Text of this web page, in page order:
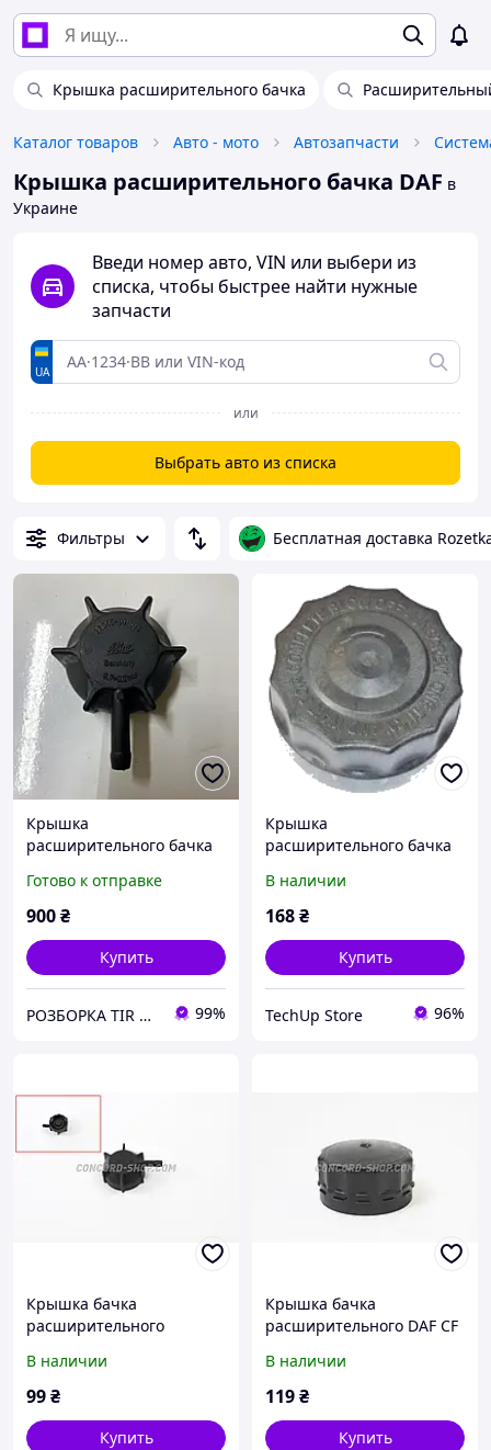
Крышка расширительного бачка
Каталог товаров Авто - мото Автозапчасти
Крышка расширительного бачка DAF в
Украине
Введи номер авто, VIN или выбери из
списка, чтобы быстрее найти нужные
запчасти
UA
или
Выбрать авто из списка
Фильтры Бесплатная доставка
Крышка
расширительного бачка
XF95 1307627
Готово к отправке
900₴
Купить
РОЗБОРКА TIR CENTER 99%
Крышка
расширительного бачка
DBDA001TC
В наличии
168₴
Купить
TechUp Store 96%
Крышка бачка
расширительного
E2000, L2000, F2000,
M2000,
MAN CLA, NEOPLAN
В наличии
99₴
Купить
Крышка бачка
расширительного DAF CF
Magnum E-Tech/00-
1685352
В наличии
119₴
Купить